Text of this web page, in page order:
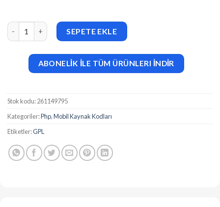
Period Tracker (16 March 2024) Clue Period – My Calendar –
SEPETE EKLE
ABONELİK İLE TÜM ÜRÜNLERI İNDİR
Stok kodu:261149795
Kategoriler:Php,Mobil Kaynak Kodları
Etiketler:GPL